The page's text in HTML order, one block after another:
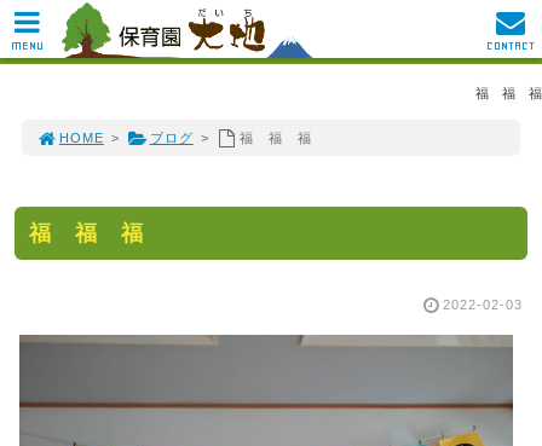
福 福 福
HOME > ブログ > 福 福 福
福 福 福
2022-02-03
MENU CONTACT